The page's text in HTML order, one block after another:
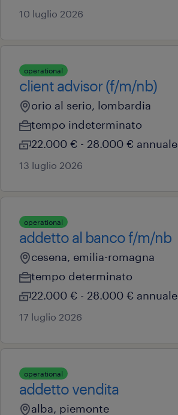
10 luglio 2026
operational
client advisor (f/m/nb)
orio al serio, lombardia
tempo indeterminato
22.000 € - 28.000 € annuale
13 luglio 2026
operational
addetto al banco f/m/nb
cesena, emilia-romagna
tempo determinato
22.000 € - 28.000 € annuale
17 luglio 2026
operational
addetto vendita
alba, piemonte